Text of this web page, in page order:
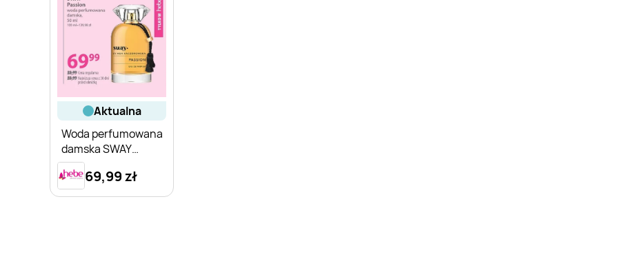
aktualna
Woda perfumowana
damska SWAY
Passion
69,99 zł